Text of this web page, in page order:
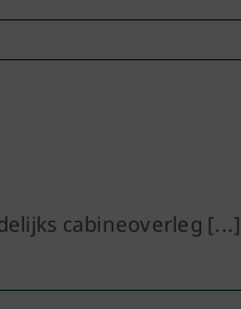
cabineoverleg [...]